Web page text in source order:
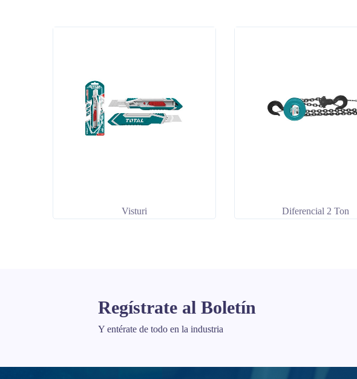
Visturi Diferencial 2 Ton
Regístrate al Boletín
Y entérate de todo en la industria